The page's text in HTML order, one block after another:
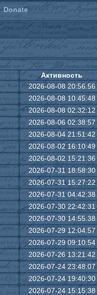
Donate
Активность
2026-08-08 20:56:56
2026-08-08 10:45:48
2026-08-08 02:32:12
2026-08-06 02:38:57
2026-08-04 21:51:42
2026-08-02 16:10:49
2026-08-02 15:21:36
2026-07-31 18:58:30
2026-07-31 15:27:22
2026-07-31 04:42:38
2026-07-30 22:42:31
2026-07-30 14:55:38
2026-07-29 12:04:57
2026-07-29 09:10:54
2026-07-26 13:21:42
2026-07-24 23:48:07
2026-07-24 19:40:30
2026-07-24 15:15:38